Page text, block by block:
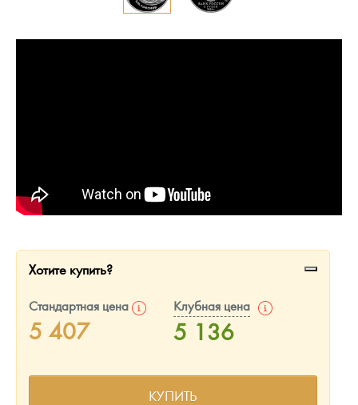
Золотая карманная галерея
Хотите купить?
Стандартная цена
5 407
Клубная цена
5 136
КУПИТЬ